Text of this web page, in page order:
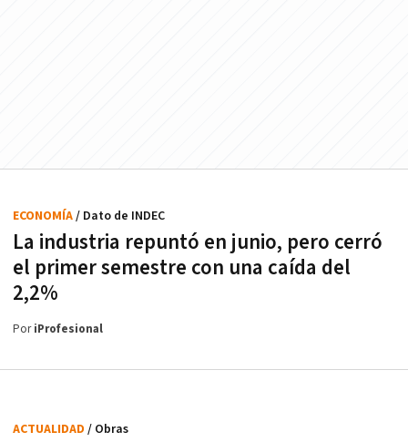
La industria repuntó en junio, pero cerró
el primer semestre con una caída del
2,2%
ECONOMÍA/ Dato de INDEC
PoriProfesional
ACTUALIDAD / Obras